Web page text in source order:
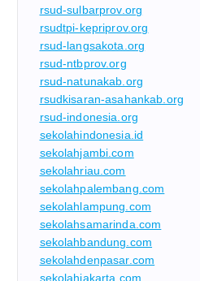
rsud-sulbarprov.org
rsudtpi-kepriprov.org
rsud-langsakota.org
rsud-ntbprov.org
rsud-natunakab.org
rsudkisaran-asahankab.org
rsud-indonesia.org
sekolahindonesia.id
sekolahjambi.com
sekolahriau.com
sekolahpalembang.com
sekolahlampung.com
sekolahsamarinda.com
sekolahbandung.com
sekolahdenpasar.com
sekolahjakarta.com